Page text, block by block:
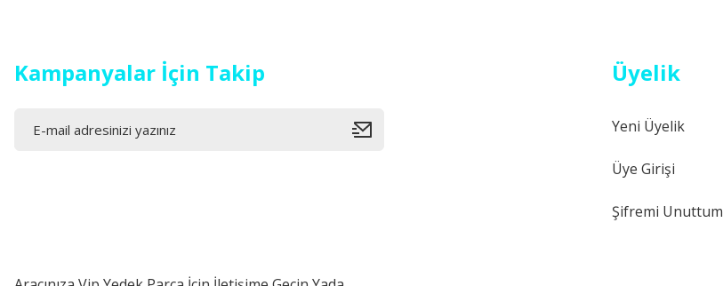
Kampanyalar İçin Takip Üyelik
Yeni Üyelik
Üye Girişi
Şifremi Unuttum